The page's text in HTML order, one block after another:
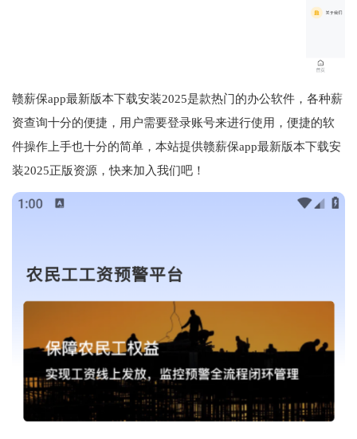
赣薪保app最新版本下载安装2025是款热门的办公软件，各种薪
资查询十分的便捷，用户需要登录账号来进行使用，便捷的软
件操作上手也十分的简单，本站提供赣薪保app最新版本下载安
装2025正版资源，快来加入我们吧！